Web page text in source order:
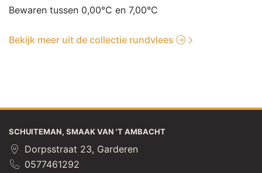
Bewaren tussen 0,00°C en 7,00°C
Bekijk meer uit de collectie rundvlees
SCHUITEMAN, SMAAK VAN 'T AMBACHT
Dorpsstraat 23, Garderen
0577461292